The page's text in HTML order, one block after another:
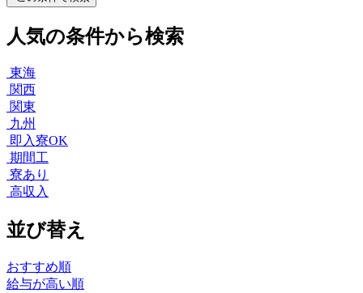
人気の条件から検索
東海
関西
関東
九州
即入寮OK
期間工
寮あり
高収入
並び替え
おすすめ順
給与が高い順